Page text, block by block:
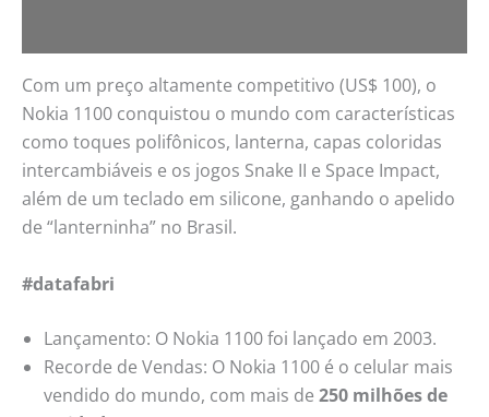
Com um preço altamente competitivo (US$ 100), o
Nokia 1100 conquistou o mundo com características
como toques polifônicos, lanterna, capas coloridas
intercambiáveis e os jogos Snake II e Space Impact,
além de um teclado em silicone, ganhando o apelido
de “lanterninha” no Brasil.
#datafabri
Lançamento: O Nokia 1100 foi lançado em 2003.
Recorde de Vendas: O Nokia 1100 é o celular mais
vendido do mundo, com mais de 250 milhões de